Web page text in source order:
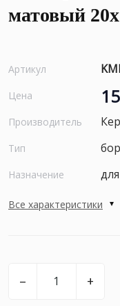
матовый
Артикул
Цена
Производитель
Тип
Назначение
Все характеристики
– +